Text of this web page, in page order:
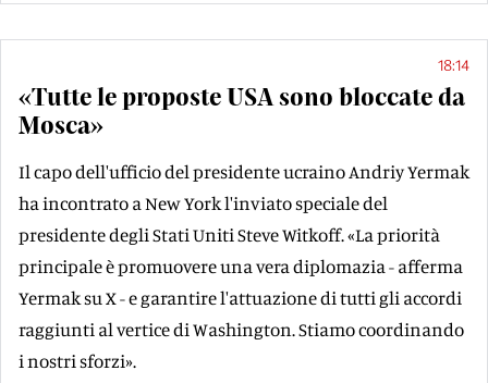
18:14
«Tutte le proposte USA sono bloccate da
Mosca»
Il capo dell'ufficio del presidente ucraino Andriy Yermak
ha incontrato a New York l'inviato speciale del
presidente degli Stati Uniti Steve Witkoff. «La priorità
principale è promuovere una vera diplomazia - afferma
Yermak su X - e garantire l'attuazione di tutti gli accordi
raggiunti al vertice di Washington. Stiamo coordinando
i nostri sforzi».